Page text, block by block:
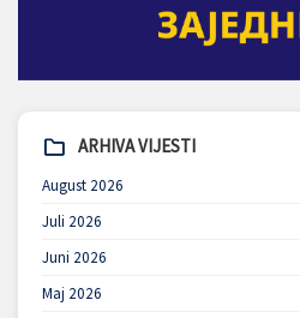
ARHIVA VIJESTI
August 2026
Juli 2026
Juni 2026
Maj 2026